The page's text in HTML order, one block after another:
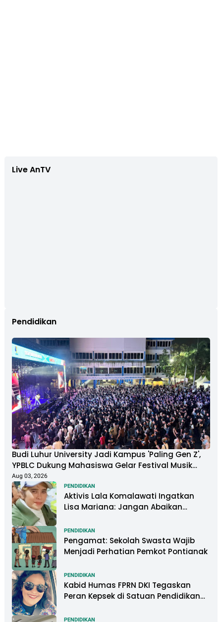
Live AnTV
Pendidikan
Budi Luhur University Jadi Kampus 'Paling Gen Z',
YPBLC Dukung Mahasiswa Gelar Festival Musik
Berkapasitas Ribuan Penonton
Aug 03, 2026
PENDIDIKAN
Aktivis Lala Komalawati Ingatkan
Lisa Mariana: Jangan Abaikan
DNA
PENDIDIKAN
Pengamat: Sekolah Swasta Wajib
Menjadi Perhatian Pemkot Pontianak
PENDIDIKAN
Kabid Humas FPRN DKI Tegaskan
Peran Kepsek di Satuan Pendidikan
PENDIDIKAN